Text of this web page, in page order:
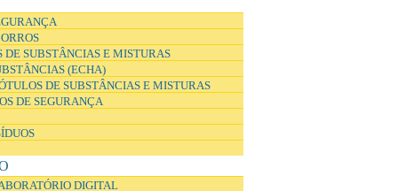
DE SUBSTÂNCIAS E MISTURAS
(ECHA)
DE SUBSTÂNCIAS E MISTURAS
DE SEGURANÇA
DIGITAL